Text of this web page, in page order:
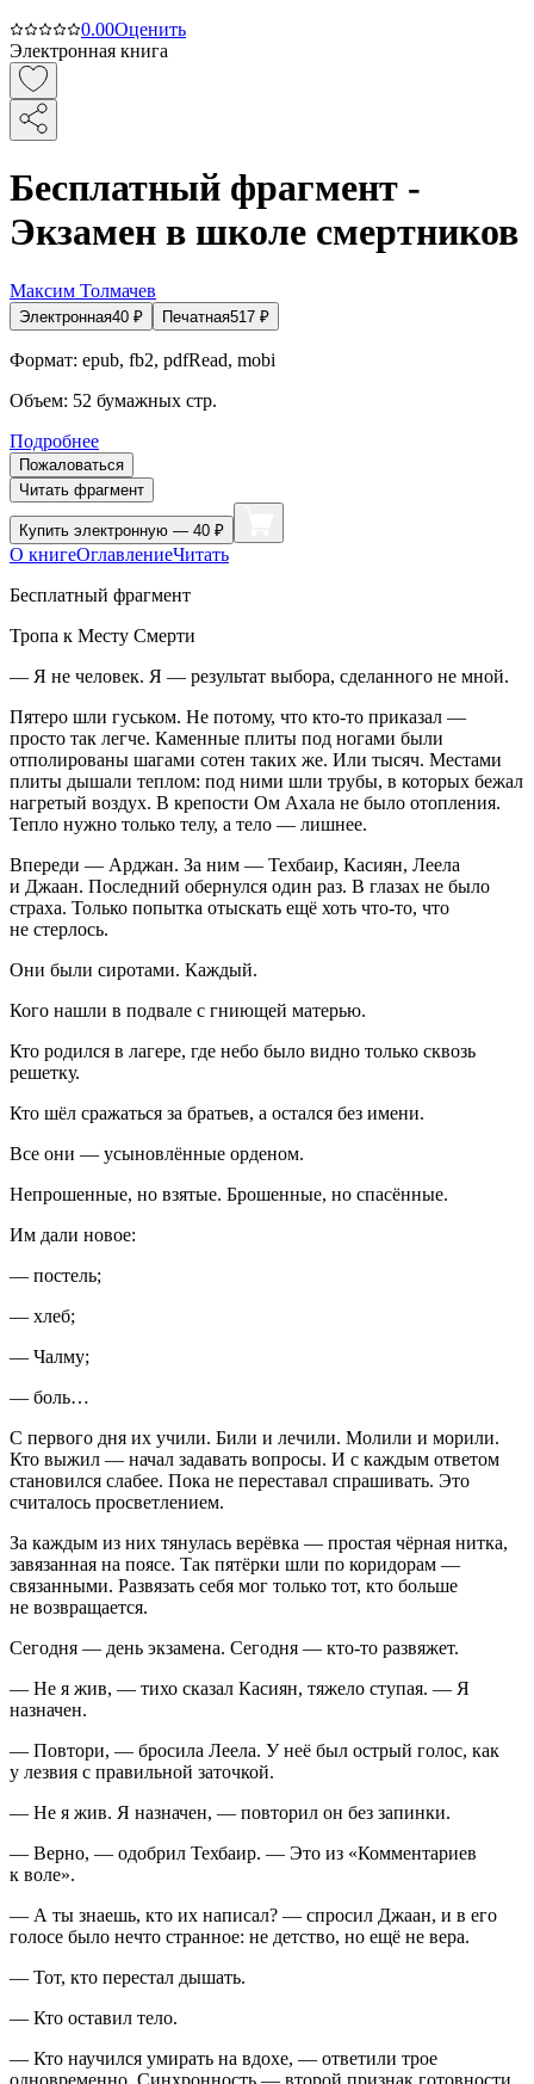
0.00Оценить
Электронная книга
Бесплатный фрагмент -
Экзамен в школе смертников
Максим Толмачев
Электронная40 ₽ Печатная517 ₽
Формат: epub, fb2, pdfRead, mobi
Объем: 52 бумажных стр.
Подробнее
Пожаловаться
Читать фрагмент
Купить электронную — 40 ₽
О книгеОглавлениеЧитать
Бесплатный фрагмент
Тропа к Месту Смерти
— Я не человек. Я — результат выбора, сделанного не мной.
Пятеро шли гуськом. Не потому, что кто-то приказал —
просто так легче. Каменные плиты под ногами были
отполированы шагами сотен таких же. Или тысяч. Местами
плиты дышали теплом: под ними шли трубы, в которых бежал
нагретый воздух. В крепости Ом Ахала не было отопления.
Тепло нужно только телу, а тело — лишнее.
Впереди — Арджан. За ним — Техбаир, Касиян, Леела
и Джаан. Последний обернулся один раз. В глазах не было
страха. Только попытка отыскать ещё хоть что-то, что
не стерлось.
Они были сиротами. Каждый.
Кого нашли в подвале с гниющей матерью.
Кто родился в лагере, где небо было видно только сквозь
решетку.
Кто шёл сражаться за братьев, а остался без имени.
Все они — усыновлённые орденом.
Непрошенные, но взятые. Брошенные, но спасённые.
Им дали новое:
— постель;
— хлеб;
— Чалму;
— боль…
С первого дня их учили. Били и лечили. Молили и морили.
Кто выжил — начал задавать вопросы. И с каждым ответом
становился слабее. Пока не переставал спрашивать. Это
считалось просветлением.
За каждым из них тянулась верёвка — простая чёрная нитка,
завязанная на поясе. Так пятёрки шли по коридорам —
связанными. Развязать себя мог только тот, кто больше
не возвращается.
Сегодня — день экзамена. Сегодня — кто-то развяжет.
— Не я жив, — тихо сказал Касиян, тяжело ступая. — Я
назначен.
— Повтори, — бросила Леела. У неё был острый голос, как
у лезвия с правильной заточкой.
— Не я жив. Я назначен, — повторил он без запинки.
— Верно, — одобрил Техбаир. — Это из «Комментариев
к воле».
— А ты знаешь, кто их написал? — спросил Джаан, и в его
голосе было нечто странное: не детство, но ещё не вера.
— Тот, кто перестал дышать.
— Кто оставил тело.
— Кто научился умирать на вдохе, — ответили трое
одновременно. Синхронность — второй признак готовности.